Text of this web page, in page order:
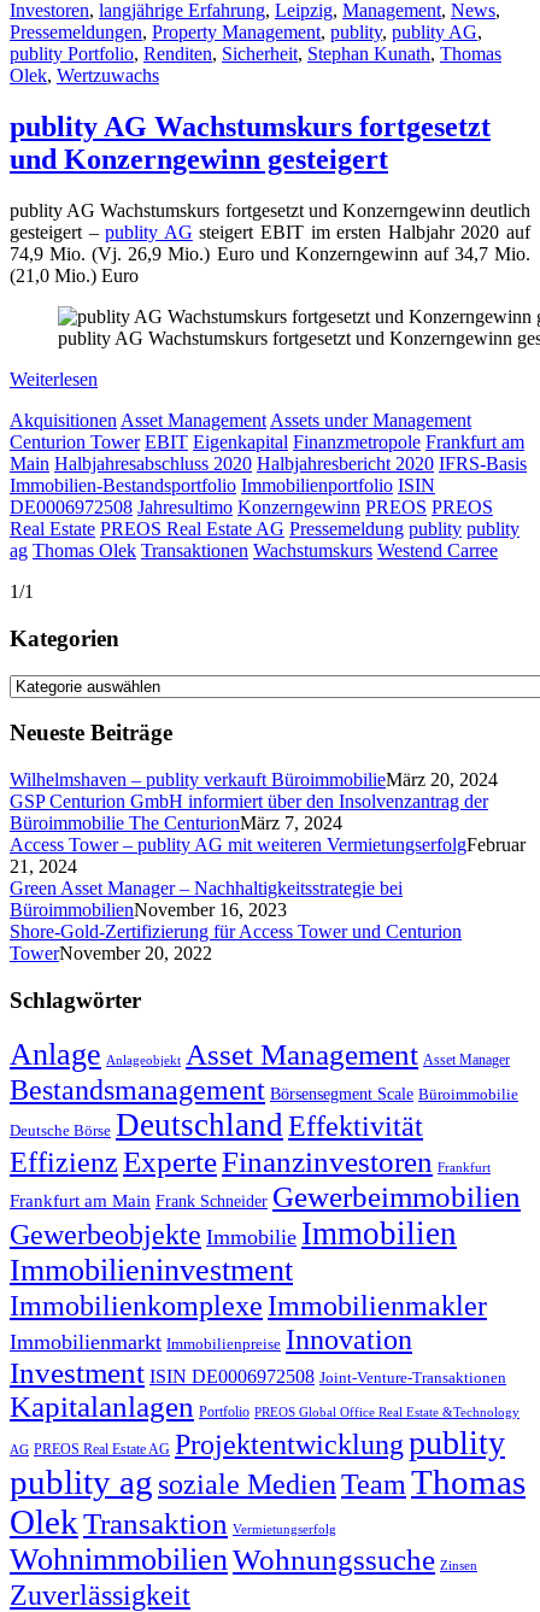
Investoren, langjährige Erfahrung, Leipzig, Management, News,
Pressemeldungen, Property Management, publity, publity AG,
publity Portfolio, Renditen, Sicherheit, Stephan Kunath, Thomas
Olek, Wertzuwachs
publity AG Wachstumskurs fortgesetzt
und Konzerngewinn gesteigert
publity AG Wachstumskurs fortgesetzt und Konzerngewinn deutlich
gesteigert –publity AG steigert EBIT im ersten Halbjahr 2020 auf
74,9 Mio. (Vj. 26,9 Mio.) Euro und Konzerngewinn auf 34,7 Mio.
(21,0 Mio.) Euro
publity AG Wachstumskurs fortgesetzt und Konzerngewinn
Weiterlesen
Akquisitionen Asset Management Assets under Management
Centurion Tower EBIT Eigenkapital Finanzmetropole Frankfurt am
Main Halbjahresabschluss 2020 Halbjahresbericht 2020 IFRS-Basis
Immobilien-Bestandsportfolio Immobilienportfolio ISIN
DE0006972508 Jahresultimo Konzerngewinn PREOS PREOS
Real Estate PREOS Real Estate AG Pressemeldung publity publity
ag Thomas Olek Transaktionen Wachstumskurs Westend Carree
1/1
Kategorien
Kategorien
Neueste Beiträge
Wilhelmshaven – publity verkauft BüroimmobilieMärz 20, 2024
GSP Centurion GmbH informiert über den Insolvenzantrag der
Büroimmobilie The CenturionMärz 7, 2024
Access Tower – publity AG mit weiteren VermietungserfolgFebruar
21, 2024
Green Asset Manager – Nachhaltigkeitsstrategie bei
BüroimmobilienNovember 16, 2023
Shore-Gold-Zertifizierung für Access Tower und Centurion
TowerNovember 20, 2022
Schlagwörter
Anlage Anlageobjekt Asset Management Asset Manager
Bestandsmanagement Börsensegment Scale Büroimmobilie
Deutsche Börse Deutschland Effektivität
EffizienzExperteFinanzinvestoren Frankfurt
Frankfurt am Main Frank Schneider Gewerbeimmobilien
Gewerbeobjekte Immobilie Immobilien
Immobilieninvestment
Immobilienkomplexe Immobilienmakler
Immobilienmarkt Immobilienpreise Innovation
Investment ISIN DE0006972508 Joint-Venture-Transaktionen
Kapitalanlagen Portfolio PREOS Global Office Real Estate &Technology
AG PREOS Real Estate AG Projektentwicklungpublity
publity ag soziale MedienTeam Thomas
OlekTransaktion Vermietungserfolg
WohnimmobilienWohnungssuche Zinsen
Zuverlässigkeit